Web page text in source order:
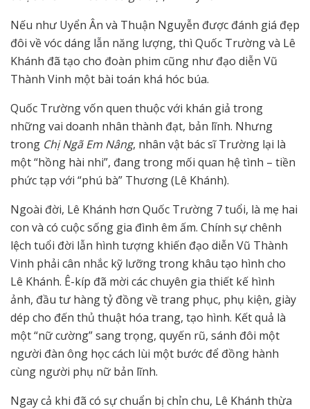
Nếu như Uyển Ân và Thuận Nguyễn được đánh giá đẹp
đôi về vóc dáng lẫn năng lượng, thì Quốc Trường và Lê
Khánh đã tạo cho đoàn phim cũng như đạo diễn Vũ
Thành Vinh một bài toán khá hóc búa.
Quốc Trường vốn quen thuộc với khán giả trong
những vai doanh nhân thành đạt, bản lĩnh. Nhưng
trong Chị Ngã Em Nâng, nhân vật bác sĩ Trường lại là
một “hồng hài nhi”, đang trong mối quan hệ tình – tiền
phức tạp với “phú bà” Thương (Lê Khánh).
Ngoài đời, Lê Khánh hơn Quốc Trường 7 tuổi, là mẹ hai
con và có cuộc sống gia đình êm ấm. Chính sự chênh
lệch tuổi đời lẫn hình tượng khiến đạo diễn Vũ Thành
Vinh phải cân nhắc kỹ lưỡng trong khâu tạo hình cho
Lê Khánh. Ê-kíp đã mời các chuyên gia thiết kế hình
ảnh, đầu tư hàng tỷ đồng về trang phục, phụ kiện, giày
dép cho đến thủ thuật hóa trang, tạo hình. Kết quả là
một “nữ cường” sang trọng, quyến rũ, sánh đôi một
người đàn ông học cách lùi một bước để đồng hành
cùng người phụ nữ bản lĩnh.
Ngay cả khi đã có sự chuẩn bị chỉn chu, Lê Khánh thừa